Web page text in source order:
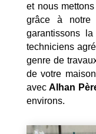
et nous
grâce à notre
garantissons
techniciens
genre de
de votre
avecAlhan
environs.